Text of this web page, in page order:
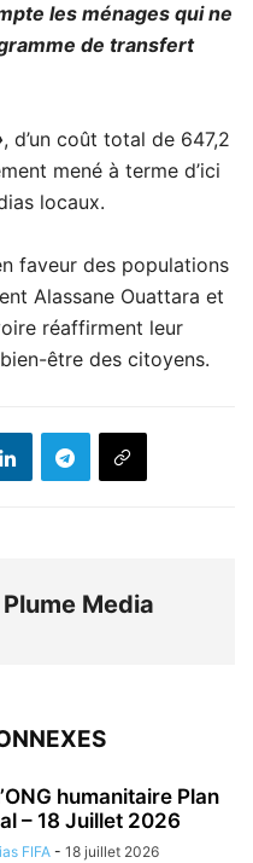
les ménages qui ne
de transfert
, d’un coût total de 647,2
mené à terme d’ici
locaux.
faveur des populations
Alassane Ouattara et
réaffirment leur
être des citoyens.
Media
humanitaire Plan
– 18 Juillet 2026
FIFA - 18 juillet 2026